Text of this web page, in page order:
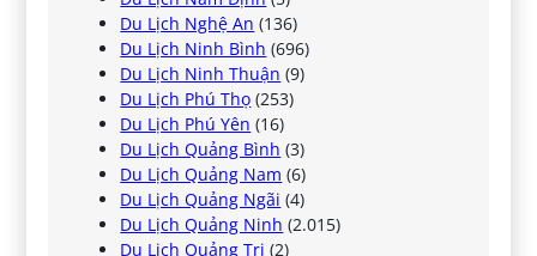
Du Lịch Nghệ An (136)
Du Lịch Ninh Bình (696)
Du Lịch Ninh Thuận (9)
Du Lịch Phú Thọ (253)
Du Lịch Phú Yên (16)
Du Lịch Quảng Bình (3)
Du Lịch Quảng Nam (6)
Du Lịch Quảng Ngãi (4)
Du Lịch Quảng Ninh (2.015)
Du Lịch Quảng Trị (2)